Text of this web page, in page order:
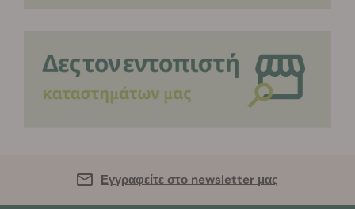
Εγγραφείτε στο newsletter μας